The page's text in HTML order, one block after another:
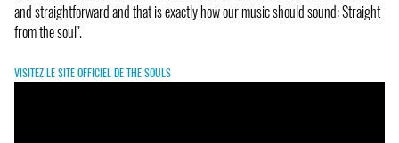
and straightforward and that is exactly how our music should sound: Straight
from the soul".
VISITEZ LE SITE OFFICIEL DE THE SOULS